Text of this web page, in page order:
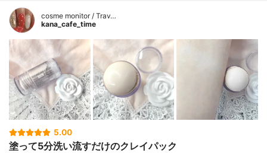
cosme monitor / Trav…
kana_cafe_time
5.00
塗って5分洗い流すだけのクレイパック